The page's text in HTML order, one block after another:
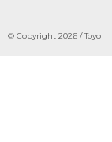
© Copyright 2026 / Toyo